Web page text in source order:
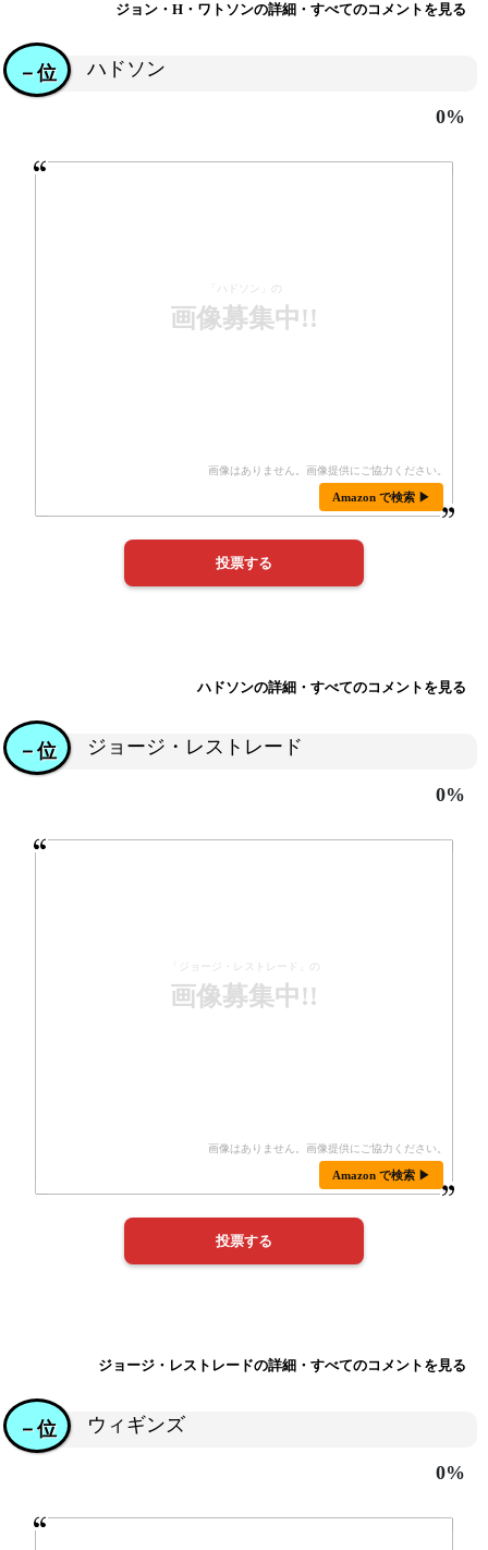
ジョン・H・ワトソンの詳細・すべてのコメントを見る
ハドソン
－位
0%
「ハドソン」の
画像募集中!!
Amazon で検索 ▶
ハドソンの詳細・すべてのコメントを見る
ジョージ・レストレード
－位
0%
「ジョージ・レストレード」の
画像募集中!!
Amazon で検索 ▶
ジョージ・レストレードの詳細・すべてのコメントを見る
ウィギンズ
－位
0%